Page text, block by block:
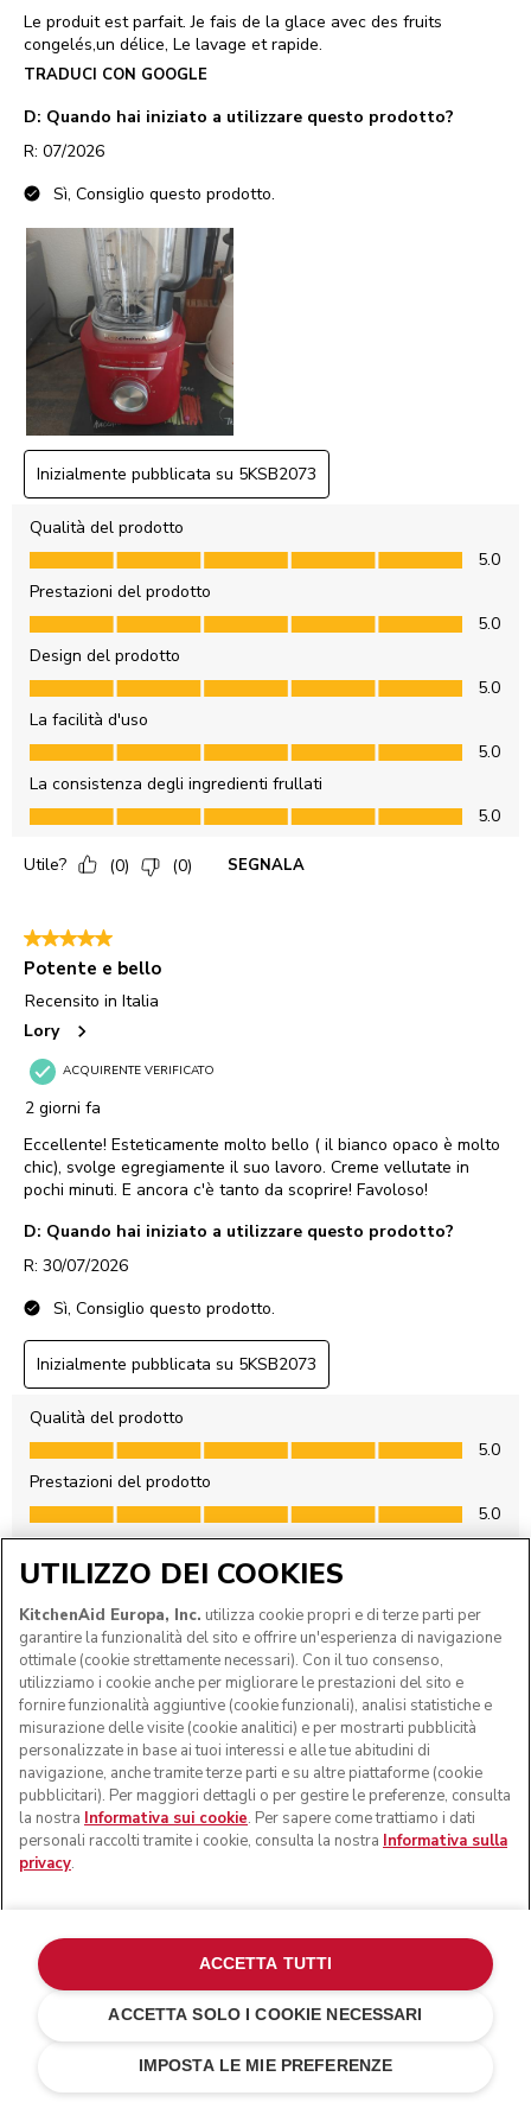
Nero opaco
€ 159,00
Risparmi sui
UTILIZZO DEI COOKIES
KitchenAid Europa, Inc. utilizza cookie propri e di terze parti per
garantire la funzionalità del sito e offrire un'esperienza di navigazione
ottimale (cookie strettamente necessari). Con il tuo consenso,
utilizziamo i cookie anche per migliorare le prestazioni del sito e
fornire funzionalità aggiuntive (cookie funzionali), analisi statistiche e
misurazione delle visite (cookie analitici) e per mostrarti pubblicità
personalizzate in base ai tuoi interessi e alle tue abitudini di
navigazione, anche tramite terze parti e su altre piattaforme (cookie
pubblicitari). Per maggiori dettagli o per gestire le preferenze, consulta
la nostra Informativa sui cookie. Per sapere come trattiamo i dati
personali raccolti tramite i cookie, consulta la nostra Informativa sulla
privacy.
IMPOSTA LE MIE PREFERENZE
ACCETTA SOLO I COOKIE NECESSARI
ACCETTA TUTTI